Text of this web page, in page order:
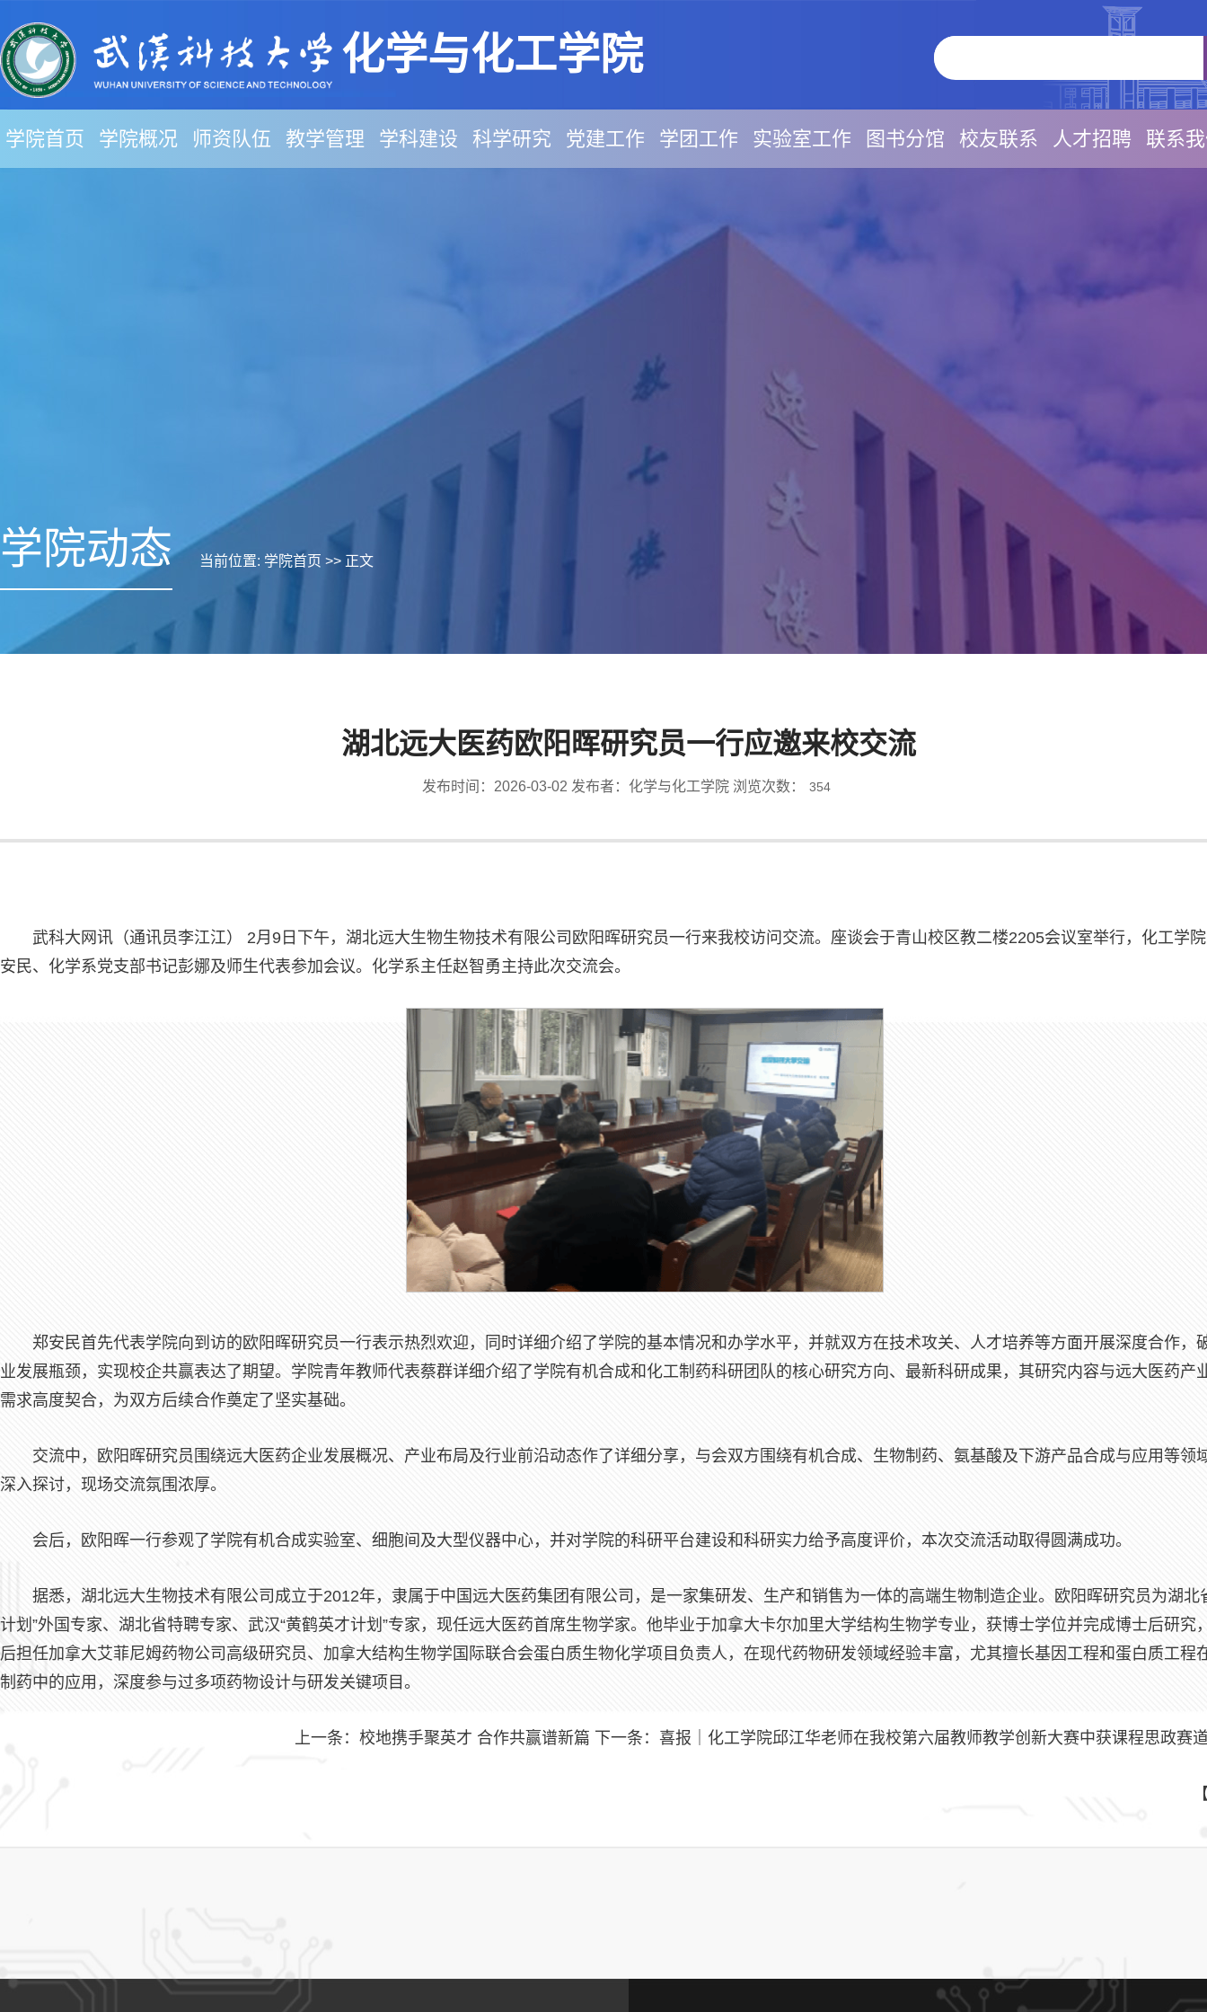
化学与化工学院
学院首页 学院概况 师资队伍 教学管理 学科建设 科学研究 党建工作 学团工作 实验室工作 图书分馆 校友联系 人才招聘 联系
学院动态 当前位置: 学院首页 >> 正文
湖北远大医药欧阳晖研究员一行应邀来校交流
发布时间：2026-03-02 发布者：化学与化工学院 浏览次数： 354
武科大网讯（通讯员李江江） 2月9日下午，湖北远大生物生物技术有限公司欧阳晖研究员一行来我校访问交流。座谈会于青山校区教二楼2205会议室举行，化工学
安民、化学系党支部书记彭娜及师生代表参加会议。化学系主任赵智勇主持此次交流会。
郑安民首先代表学院向到访的欧阳晖研究员一行表示热烈欢迎，同时详细介绍了学院的基本情况和办学水平，并就双方在技术攻关、人才培养等方面开展深度合作，
业发展瓶颈，实现校企共赢表达了期望。学院青年教师代表蔡群详细介绍了学院有机合成和化工制药科研团队的核心研究方向、最新科研成果，其研究内容与远大医药产
需求高度契合，为双方后续合作奠定了坚实基础。
交流中，欧阳晖研究员围绕远大医药企业发展概况、产业布局及行业前沿动态作了详细分享，与会双方围绕有机合成、生物制药、氨基酸及下游产品合成与应用等领
深入探讨，现场交流氛围浓厚。
会后，欧阳晖一行参观了学院有机合成实验室、细胞间及大型仪器中心，并对学院的科研平台建设和科研实力给予高度评价，本次交流活动取得圆满成功。
据悉，湖北远大生物技术有限公司成立于2012年，隶属于中国远大医药集团有限公司，是一家集研发、生产和销售为一体的高端生物制造企业。欧阳晖研究员为湖北
计划”外国专家、湖北省特聘专家、武汉“黄鹤英才计划”专家，现任远大医药首席生物学家。他毕业于加拿大卡尔加里大学结构生物学专业，获博士学位并完成博士后研究
后担任加拿大艾菲尼姆药物公司高级研究员、加拿大结构生物学国际联合会蛋白质生物化学项目负责人，在现代药物研发领域经验丰富，尤其擅长基因工程和蛋白质工程
制药中的应用，深度参与过多项药物设计与研发关键项目。
上一条： 校地携手聚英才 合作共赢谱新篇 下一条： 喜报｜化工学院邱江华老师在我校第六届教师教学创新大赛中获课程思政赛